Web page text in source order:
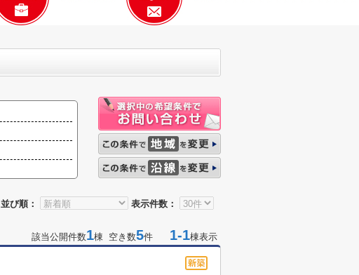
並び順： 表示件数：
該当公開件数1棟 空き数5件 1-1棟表示